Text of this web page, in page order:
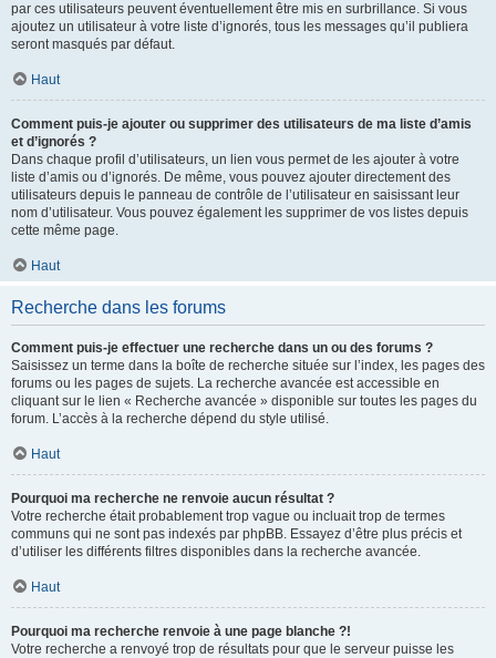
par ces utilisateurs peuvent éventuellement être mis en surbrillance. Si vous
ajoutez un utilisateur à votre liste d’ignorés, tous les messages qu’il publiera
seront masqués par défaut.
Haut
Comment puis-je ajouter ou supprimer des utilisateurs de ma liste d’amis
et d’ignorés ?
Dans chaque profil d’utilisateurs, un lien vous permet de les ajouter à votre
liste d’amis ou d’ignorés. De même, vous pouvez ajouter directement des
utilisateurs depuis le panneau de contrôle de l’utilisateur en saisissant leur
nom d’utilisateur. Vous pouvez également les supprimer de vos listes depuis
cette même page.
Haut
Recherche dans les forums
Comment puis-je effectuer une recherche dans un ou des forums ?
Saisissez un terme dans la boîte de recherche située sur l’index, les pages des
forums ou les pages de sujets. La recherche avancée est accessible en
cliquant sur le lien « Recherche avancée » disponible sur toutes les pages du
forum. L’accès à la recherche dépend du style utilisé.
Haut
Pourquoi ma recherche ne renvoie aucun résultat ?
Votre recherche était probablement trop vague ou incluait trop de termes
communs qui ne sont pas indexés par phpBB. Essayez d’être plus précis et
d’utiliser les différents filtres disponibles dans la recherche avancée.
Haut
Pourquoi ma recherche renvoie à une page blanche ?!
Votre recherche a renvoyé trop de résultats pour que le serveur puisse les